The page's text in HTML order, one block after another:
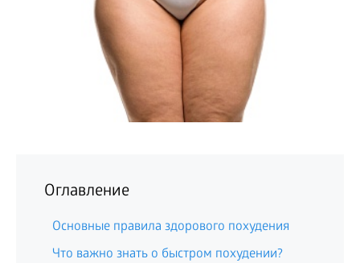
Оглавление
Основные правила здорового похудения
Что важно знать о быстром похудении?